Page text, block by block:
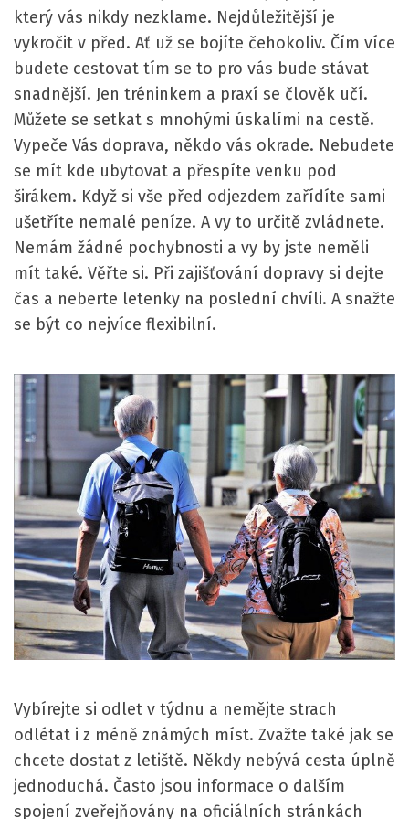
který vás nikdy nezklame. Nejdůležitější je
vykročit v před. Ať už se bojíte čehokoliv. Čím více
budete cestovat tím se to pro vás bude stávat
snadnější. Jen tréninkem a praxí se člověk učí.
Můžete se setkat s mnohými úskalími na cestě.
Vypeče Vás doprava, někdo vás okrade. Nebudete
se mít kde ubytovat a přespíte venku pod
širákem. Když si vše před odjezdem zařídíte sami
ušetříte nemalé peníze. A vy to určitě zvládnete.
Nemám žádné pochybnosti a vy by jste neměli
mít také. Věřte si. Při zajišťování dopravy si dejte
čas a neberte letenky na poslední chvíli. A snažte
se být co nejvíce flexibilní.
Vybírejte si odlet v týdnu a nemějte strach
odlétat i z méně známých míst. Zvažte také jak se
chcete dostat z letiště. Někdy nebývá cesta úplně
jednoduchá. Často jsou informace o dalším
spojení zveřejňovány na oficiálních stránkách